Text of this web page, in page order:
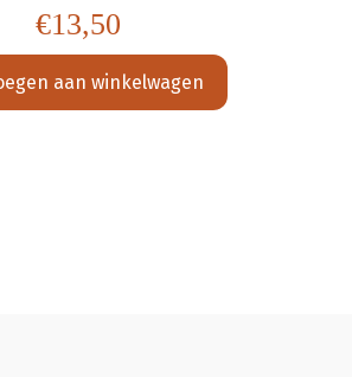
€13,50
aan winkelwagen